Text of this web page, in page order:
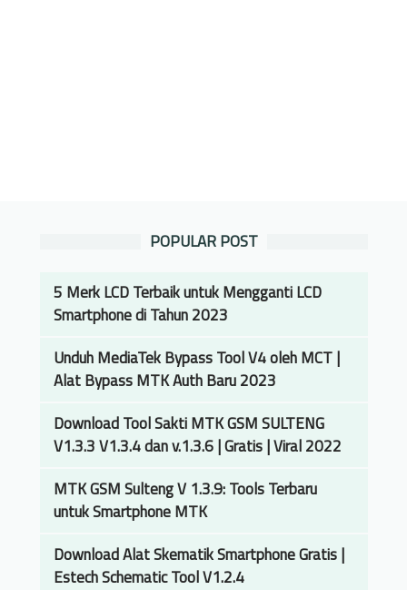
POPULAR POST
5 Merk LCD Terbaik untuk Mengganti LCD
Smartphone di Tahun 2023
Unduh MediaTek Bypass Tool V4 oleh MCT |
Alat Bypass MTK Auth Baru 2023
Download Tool Sakti MTK GSM SULTENG
V1.3.3 V1.3.4 dan v.1.3.6 | Gratis | Viral 2022
MTK GSM Sulteng V 1.3.9: Tools Terbaru
untuk Smartphone MTK
Download Alat Skematik Smartphone Gratis |
Estech Schematic Tool V1.2.4